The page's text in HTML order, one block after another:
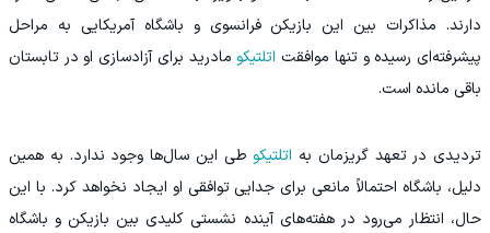
دارند. مذاکرات بین این بازیکن فرانسوی و باشگاه آمریکایی به مراحل
پیشرفته‌ای رسیده و تنها موافقت اتلتیکو مادرید برای آزادسازی او در تابستان
باقی مانده است.
تردیدی در تعهد گریزمان به اتلتیکو طی این سال‌ها وجود ندارد. به همین
دلیل، باشگاه احتمالاً مانعی برای جدایی توافقی او ایجاد نخواهد کرد. با این
حال، انتظار می‌رود در هفته‌های آینده نشستی کلیدی بین بازیکن و باشگاه